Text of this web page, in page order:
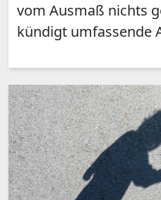
vom Ausmaß nichts
kündigt umfassende